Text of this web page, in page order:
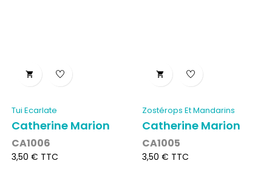

Tui Ecarlate
Catherine Marion
CA1006
Prix
3,50 € TTC

Zostérops Et Mandarins
Catherine Marion
CA1005
Prix
3,50 € TTC